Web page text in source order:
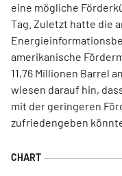
eine mögliche
Tag. Zuletzt hatte die
amerikanische
11,76 Millionen Barrel
wiesen darauf hin,
mit der geringeren
zufriedengeben